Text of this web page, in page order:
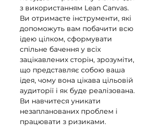
з використанням Lean Canvas.
Ви отримаєте інструменти, які
допоможуть вам побачити всю
ідею цілком, сформувати
спільне бачення у всіх
зацікавлених сторін, зрозуміти,
що представляє собою ваша
ідея, чому вона цікава цільовій
аудиторії і як буде реалізована.
Ви навчитеся уникати
незапланованих проблем і
працювати з ризиками.